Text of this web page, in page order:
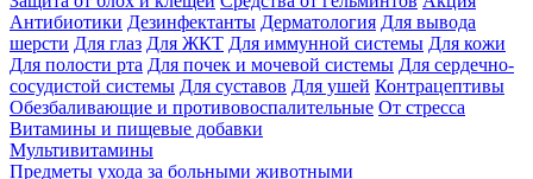
Антибиотики Дезинфектанты Дерматология Для вывода
шерсти Для глаз Для ЖКТ Для иммунной системы Для кожи
Для полости рта Для почек и мочевой системы Для сердечно-
сосудистой системы Для суставов Для ушей Контрацептивы
Обезбаливающие и противовоспалительные От стресса
Витамины и пищевые добавки
Мультивитамины
Предметы ухода за больными животными